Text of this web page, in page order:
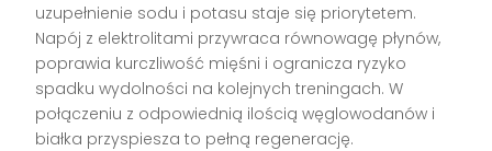
uzupełnienie sodu i potasu staje się priorytetem.
Napój z elektrolitami przywraca równowagę płynów,
poprawia kurczliwość mięśni i ogranicza ryzyko
spadku wydolności na kolejnych treningach. W
połączeniu z odpowiednią ilością węglowodanów i
białka przyspiesza to pełną regenerację.